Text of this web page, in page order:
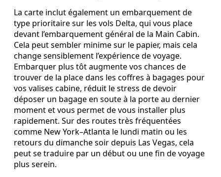
La carte inclut également un embarquement de
type prioritaire sur les vols Delta, qui vous place
devant l’embarquement général de la Main Cabin.
Cela peut sembler minime sur le papier, mais cela
change sensiblement l’expérience de voyage.
Embarquer plus tôt augmente vos chances de
trouver de la place dans les coffres à bagages pour
vos valises cabine, réduit le stress de devoir
déposer un bagage en soute à la porte au dernier
moment et vous permet de vous installer plus
rapidement. Sur des routes très fréquentées
comme New York–Atlanta le lundi matin ou les
retours du dimanche soir depuis Las Vegas, cela
peut se traduire par un début ou une fin de voyage
plus serein.